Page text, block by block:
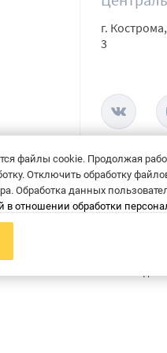
файлы cookie. Продолжая
Отключить обработку
Обработка данных
в отношении обработки
г.
3